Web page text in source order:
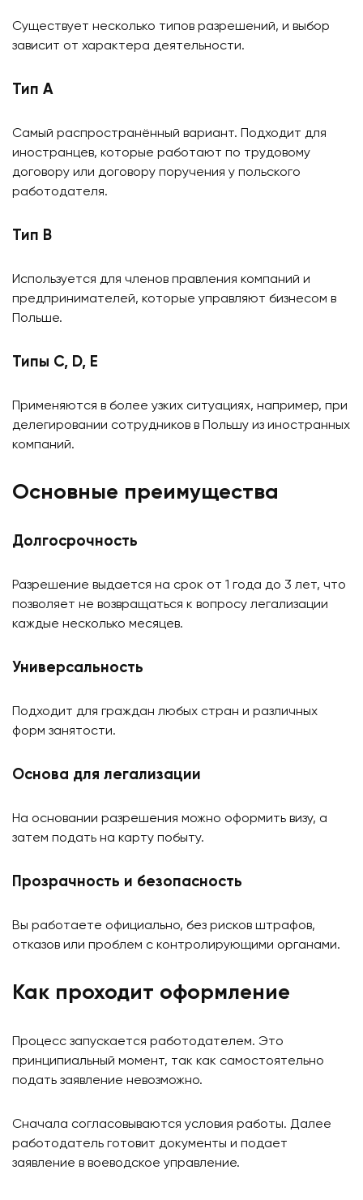
Существует несколько типов разрешений, и выбор
зависит от характера деятельности.
Тип A
Самый распространённый вариант. Подходит для
иностранцев, которые работают по трудовому
договору или договору поручения у польского
работодателя.
Тип B
Используется для членов правления компаний и
предпринимателей, которые управляют бизнесом в
Польше.
Типы C, D, E
Применяются в более узких ситуациях, например, при
делегировании сотрудников в Польшу из иностранных
компаний.
Основные преимущества
Долгосрочность
Разрешение выдается на срок от 1 года до 3 лет, что
позволяет не возвращаться к вопросу легализации
каждые несколько месяцев.
Универсальность
Подходит для граждан любых стран и различных
форм занятости.
Основа для легализации
На основании разрешения можно оформить визу, а
затем подать на карту побыту.
Прозрачность и безопасность
Вы работаете официально, без рисков штрафов,
отказов или проблем с контролирующими органами.
Как проходит оформление
Процесс запускается работодателем. Это
принципиальный момент, так как самостоятельно
подать заявление невозможно.
Сначала согласовываются условия работы. Далее
работодатель готовит документы и подает
заявление в воеводское управление.